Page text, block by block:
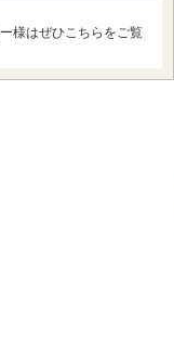
様はぜひこちらをご覧